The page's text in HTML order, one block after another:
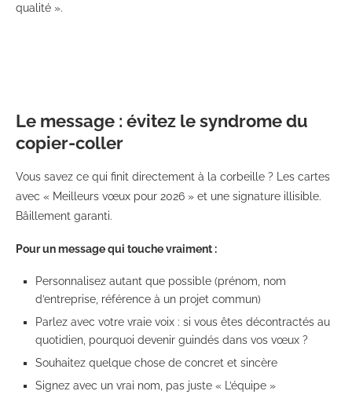
qualité ».
Le message : évitez le syndrome du
copier-coller
Vous savez ce qui finit directement à la corbeille ? Les cartes
avec « Meilleurs vœux pour 2026 » et une signature illisible.
Bâillement garanti.
Pour un message qui touche vraiment :
Personnalisez autant que possible (prénom, nom
d’entreprise, référence à un projet commun)
Parlez avec votre vraie voix : si vous êtes décontractés au
quotidien, pourquoi devenir guindés dans vos vœux ?
Souhaitez quelque chose de concret et sincère
Signez avec un vrai nom, pas juste « L’équipe »